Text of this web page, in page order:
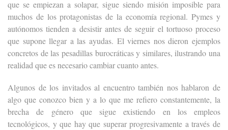
que se empiezan a solapar, sigue siendo misión imposible para
muchos de los protagonistas de la economía regional. Pymes y
autónomos tienden a desistir antes de seguir el tortuoso proceso
que supone llegar a las ayudas. El viernes nos dieron ejemplos
concretos de las pesadillas burocráticas y similares, ilustrando una
realidad que es necesario cambiar cuanto antes.
Algunos de los invitados al encuentro también nos hablaron de
algo que conozco bien y a lo que me refiero constantemente, la
brecha de género que sigue existiendo en los empleos
tecnológicos, y que hay que superar progresivamente a través de